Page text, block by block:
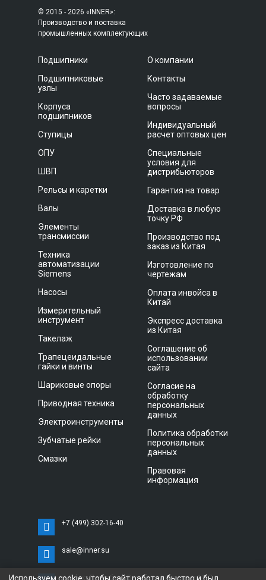
© 2015 - 2026 «INNER»:
Производство и поставка
промышленных комплектующих
Подшипники
Подшипниковые
узлы
Корпуса
подшипников
Ступицы
ОПУ
ШВП
Рельсы и каретки
Валы
Элементы
трансмиссии
Техника
автоматизации
Siemens
Насосы
Измерительный
инструмент
Такелаж
Трапецеидальные
гайки и винты
Шариковые опоры
Приводная техника
Электроинструменты
Зубчатые рейки
Смазки
О компании
Контакты
Часто задаваемые
вопросы
Индивидуальный
расчет оптовых цен
Специальные
условия для
дистрибьюторов
Гарантия на товар
Доставка в любую
точку РФ
Производство под
заказ из Китая
Изготовление по
чертежам
Оплата инвойса в
Китай
Экспресс доставка
из Китая
Соглашение об
использовании
сайта
Согласие на
обработку
персональных
данных
Политика обработки
персональных
данных
Правовая
информация
+7 (499) 302-16-40
sale@inner.su
г. Санкт-Петербург, Витебский проспект 11 С,